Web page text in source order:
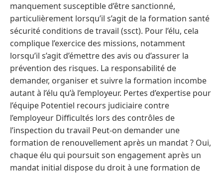
manquement susceptible d’être sanctionné,
particulièrement lorsqu’il s’agit de la formation santé
sécurité conditions de travail (ssct). Pour l’élu, cela
complique l’exercice des missions, notamment
lorsqu’il s’agit d’émettre des avis ou d’assurer la
prévention des risques. La responsabilité de
demander, organiser et suivre la formation incombe
autant à l’élu qu’à l’employeur. Pertes d’expertise pour
l’équipe Potentiel recours judiciaire contre
l’employeur Difficultés lors des contrôles de
l’inspection du travail Peut-on demander une
formation de renouvellement après un mandat ? Oui,
chaque élu qui poursuit son engagement après un
mandat initial dispose du droit à une formation de